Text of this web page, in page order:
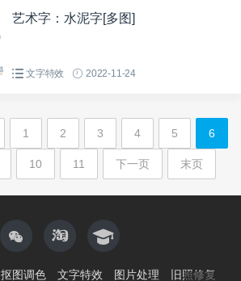
艺术字：水泥字[多图]
文字特效 2022-11-24
1 2 3 4 5 6
10 11 下一页 末页
抠图调色 文字特效 图片处理 旧照修复